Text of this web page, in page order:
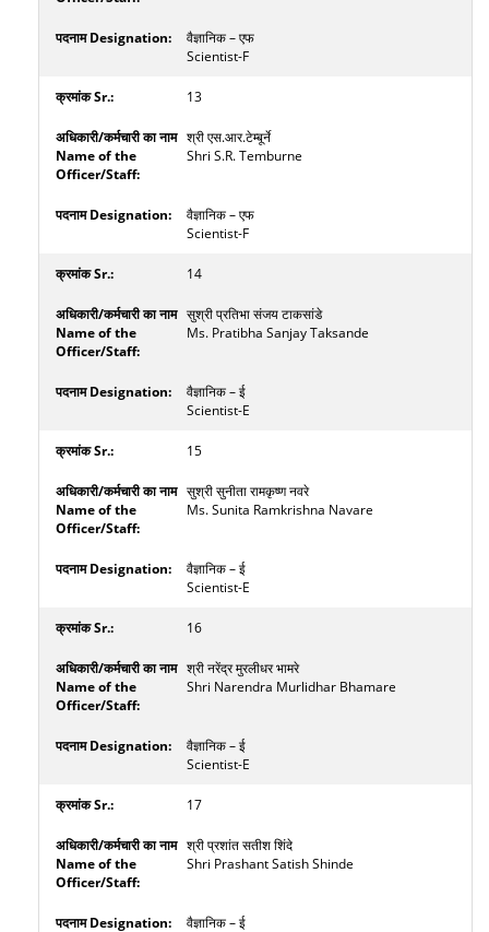
वैज्ञानिक – एफ
Scientist-F
13
श्री एस.आर.टेम्बूर्ने
Shri S.R. Temburne
वैज्ञानिक – एफ
Scientist-F
14
सुश्री प्रतिभा संजय टाकसांडे
Ms. Pratibha Sanjay Taksande
वैज्ञानिक – ई
Scientist-E
15
सुश्री सुनीता रामकृष्ण नवरे
Ms. Sunita Ramkrishna Navare
वैज्ञानिक – ई
Scientist-E
16
श्री नरेंद्र मुरलीधर भामरे
Shri Narendra Murlidhar Bhamare
वैज्ञानिक – ई
Scientist-E
17
श्री प्रशांत सतीश शिंदे
Shri Prashant Satish Shinde
वैज्ञानिक – ई